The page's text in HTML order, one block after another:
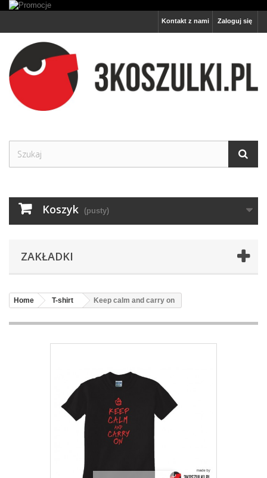
Zaloguj się
Kontakt z nami
Koszyk (pusty)
ZAKŁADKI
Home T-shirt Keep calm and carry on